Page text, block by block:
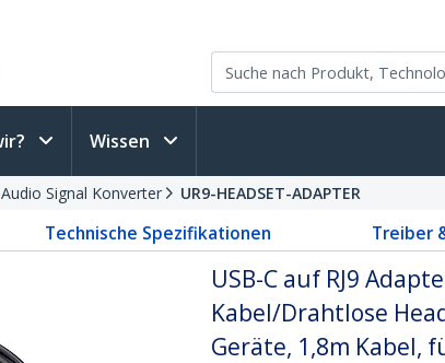
Wissen
Audio Signal Konverter UR9-HEADSET-ADAPTER
Technische Spezifikationen Treiber
USB-C auf RJ9
Kabel/Drahtlose
Geräte, 1,8m Kabel,